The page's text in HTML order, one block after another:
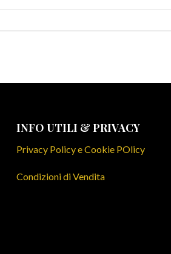
INFO UTILI & PRIVACY
Privacy Policy e Cookie POlicy
Condizioni di Vendita